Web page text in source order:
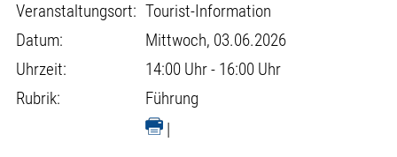
Veranstaltungsort: Tourist-Information
Datum:
Mittwoch, 03.06.2026
Uhrzeit:
14:00 Uhr - 16:00 Uhr
Rubrik:
Führung
|